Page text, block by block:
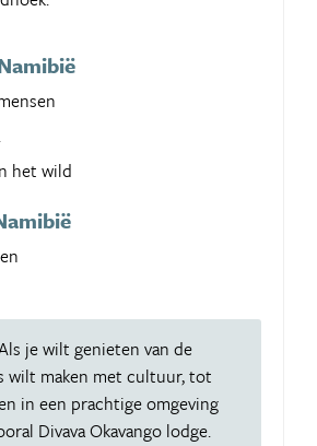
het wild
je wilt genieten van de
wilt maken met cultuur, tot
in een prachtige omgeving
Divava Okavango lodge.